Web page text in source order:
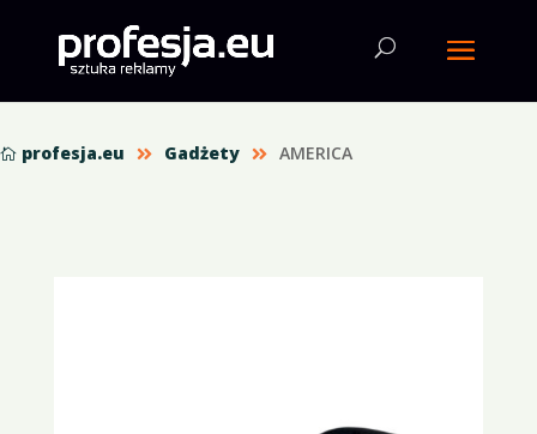
 profesja.eu  Gadżety  AMERICA